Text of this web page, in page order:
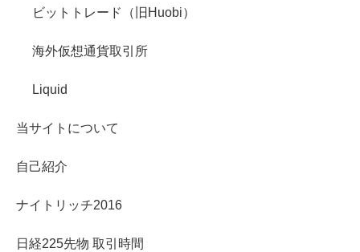
ビットトレード（旧Huobi）
海外仮想通貨取引所
Liquid
当サイトについて
自己紹介
ナイトリッチ2016
日経225先物 取引時間